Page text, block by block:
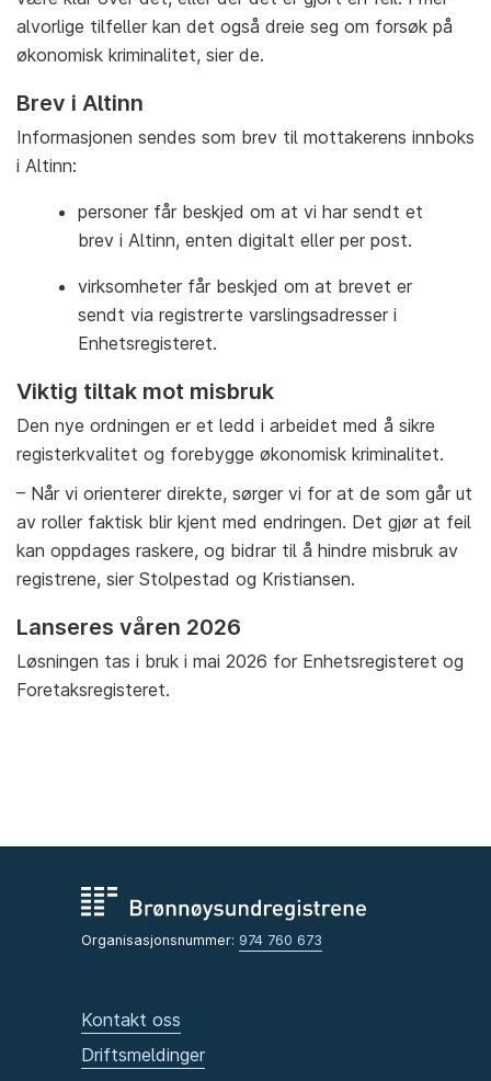
alvorlige tilfeller kan det også dreie seg om forsøk på
økonomisk kriminalitet, sier de.
Brev i Altinn
Informasjonen sendes som brev til mottakerens innboks
i Altinn:
personer får beskjed om at vi har sendt et
brev i Altinn, enten digitalt eller per post.
virksomheter får beskjed om at brevet er
sendt via registrerte varslingsadresser i
Enhetsregisteret.
Viktig tiltak mot misbruk
Den nye ordningen er et ledd i arbeidet med å sikre
registerkvalitet og forebygge økonomisk kriminalitet.
– Når vi orienterer direkte, sørger vi for at de som går ut
av roller faktisk blir kjent med endringen. Det gjør at feil
kan oppdages raskere, og bidrar til å hindre misbruk av
registrene, sier Stolpestad og Kristiansen.
Lanseres våren 2026
Løsningen tas i bruk i mai 2026 for Enhetsregisteret og
Foretaksregisteret.
Organisasjonsnummer: 974 760 673
Kontakt oss
Driftsmeldinger